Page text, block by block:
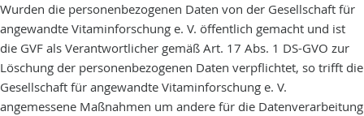
Wurden die personenbezogenen Daten von der Gesellschaft für
angewandte Vitaminforschung e. V. öffentlich gemacht und ist
die GVF als Verantwortlicher gemäß Art. 17 Abs. 1 DS-GVO zur
Löschung der personenbezogenen Daten verpflichtet, so trifft die
Gesellschaft für angewandte Vitaminforschung e. V.
angemessene Maßnahmen um andere für die Datenverarbeitung